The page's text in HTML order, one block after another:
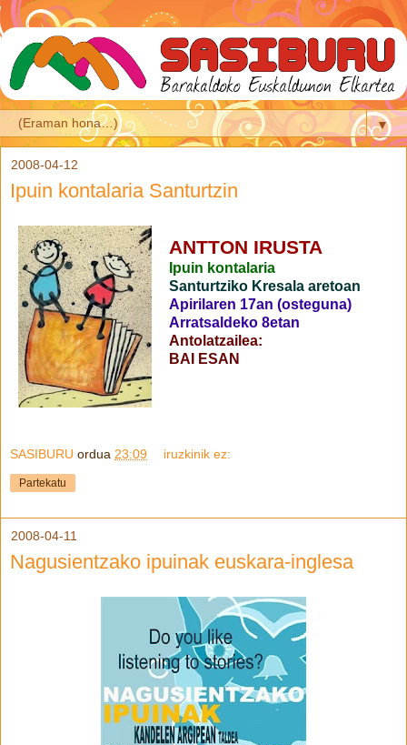
▼
2008-04-12
Ipuin kontalaria Santurtzin
ANTTON IRUSTA
Ipuin kontalaria
Santurtziko Kresala aretoan
Apirilaren 17an (osteguna)
Arratsaldeko 8etan
Antolatzailea:
BAI ESAN
SASIBURU ordua 23:09 iruzkinik ez:
Partekatu
2008-04-11
Nagusientzako ipuinak euskara-inglesa